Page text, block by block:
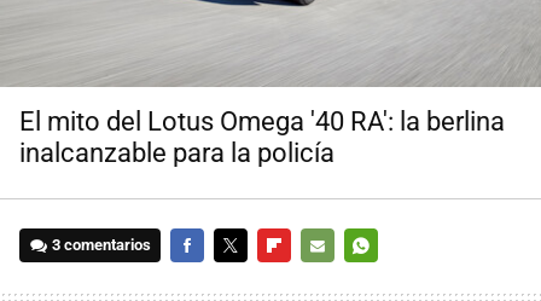
El mito del Lotus Omega '40 RA': la berlina
inalcanzable para la policía
3 comentarios